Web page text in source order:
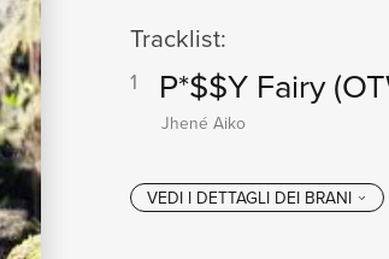
Tracklist:
1 P*$$Y Fairy
Jhené Aiko